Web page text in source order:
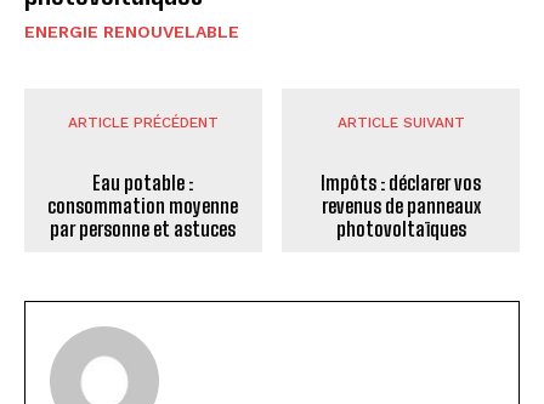
ENERGIE RENOUVELABLE
ARTICLE PRÉCÉDENT
Eau potable :
consommation moyenne
par personne et astuces
ARTICLE SUIVANT
Impôts : déclarer vos
revenus de panneaux
photovoltaïques